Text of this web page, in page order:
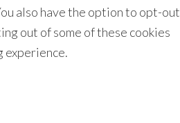
also have the option to opt-out
out of some of these cookies
experience.